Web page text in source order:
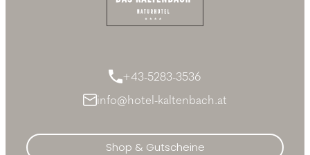
+43-5283-3536
info@hotel-kaltenbach.at
Shop & Gutscheine